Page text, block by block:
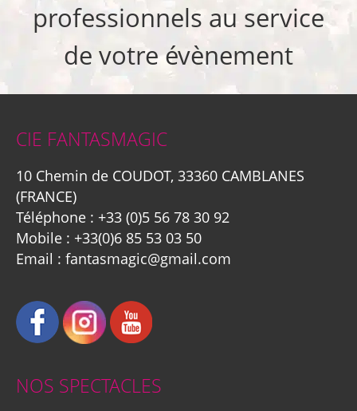
professionnels au service
de votre évènement
CIE FANTASMAGIC
10 Chemin de COUDOT, 33360 CAMBLANES
(FRANCE)
Téléphone : +33 (0)5 56 78 30 92
Mobile : +33(0)6 85 53 03 50
Email : fantasmagic@gmail.com
NOS SPECTACLES